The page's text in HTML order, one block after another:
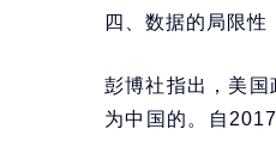
四、数据的局限性
彭博社指出，美
为中国的。自